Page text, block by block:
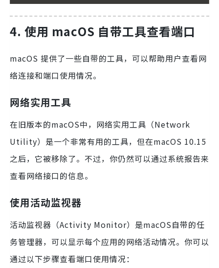
4. 使用 macOS 自带工具查看端口
macOS 提供了一些自带的工具，可以帮助用户查看网
络连接和端口使用情况。
网络实用工具
在旧版本的macOS中，网络实用工具（Network
Utility）是一个非常有用的工具，但在macOS 10.15
之后，它被移除了。不过，你仍然可以通过系统报告来
查看网络接口的信息。
使用活动监视器
活动监视器（Activity Monitor）是macOS自带的任
务管理器，可以显示每个应用的网络活动情况。你可以
通过以下步骤查看端口使用情况：